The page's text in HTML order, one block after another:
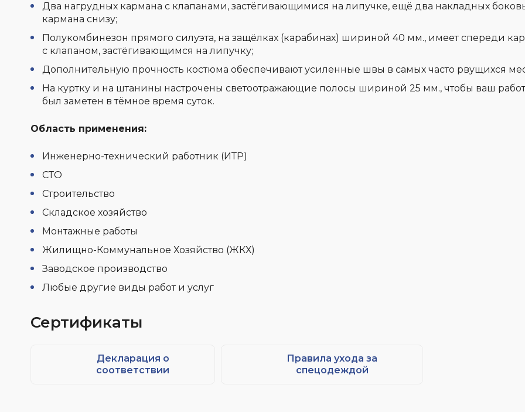
Два нагрудных кармана с клапанами, застёгивающимися на липучке, ещё два накладных
кармана снизу;
Полукомбинезон прямого силуэта, на защёлках (карабинах) шириной 40 мм., имеет спереди
с клапаном, застёгивающимся на липучку;
Дополнительную прочность костюма обеспечивают усиленные швы в самых часто рвущихся
На куртку и на штанины настрочены светоотражающие полосы шириной 25 мм., чтобы ваш
был заметен в тёмное время суток.
Область применения:
Инженерно-технический работник (ИТР)
СТО
Строительство
Складское хозяйство
Монтажные работы
Жилищно-Коммунальное Хозяйство (ЖКХ)
Заводское производство
Любые другие виды работ и услуг
Сертификаты
Декларация о
соответствии
Правила ухода за
спецодеждой